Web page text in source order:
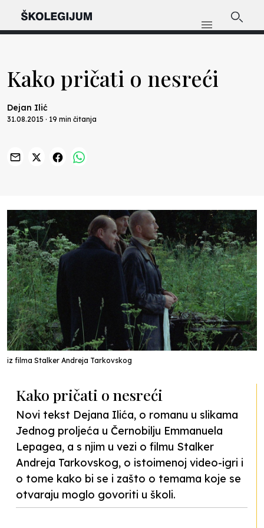
Kako pričati o nesreći
Dejan Ilić
31.08.2015 · 19 min čitanja
iz filma Stalker Andreja Tarkovskog
Kako pričati o nesreći
Novi tekst Dejana Ilića, o romanu u slikama
Jednog proljeća u Černobilju Emmanuela
Lepagea, a s njim u vezi o filmu Stalker
Andreja Tarkovskog, o istoimenoj video-igri i
o tome kako bi se i zašto o temama koje se
otvaraju moglo govoriti u školi.